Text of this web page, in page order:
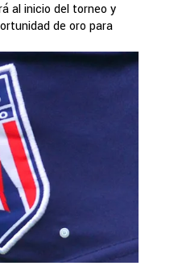
al inicio del torneo y
de oro para